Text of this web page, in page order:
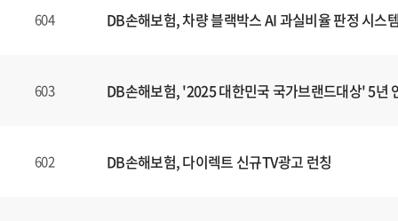
604 DB손해보험, 차량 블랙박스 AI 과실비율 판정 시스
603 DB손해보험, '2025 대한민국 국가브랜드대상' 5년
602 DB손해보험, 다이렉트 신규TV광고 런칭